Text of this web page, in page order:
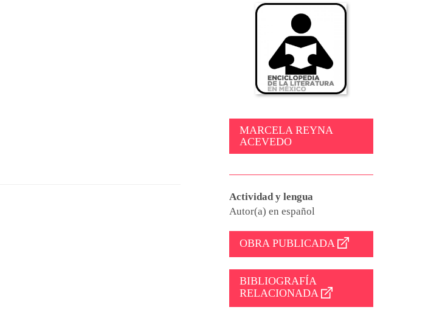
MARCELA REYNA
ACEVEDO
Actividad y lengua
Autor(a) en español
OBRA PUBLICADA
BIBLIOGRAFÍA
RELACIONADA